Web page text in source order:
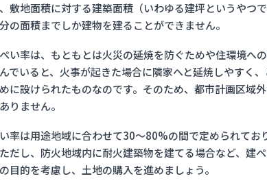
敷地面積に対する建築面積（いわゆる建坪というやつ
の面積までしか建物を建ることができません。
い率は、もともとは火災の延焼を防ぐためや住環境へ
でいると、火事が起きた場合に隣家へと延焼しやすく
に設けられたものなのです。そのため、都市計画区域
りません。
率は用途地域に合わせて30～80%の間で定められて
だし、防火地域内に耐火建築物を建てる場合など、建
目的を考慮し、土地の購入を進めましょう。